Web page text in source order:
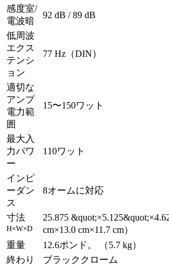
感度室/
電波暗
92 dB / 89 dB
低周波
エクス
テンシ
ョン
77 Hz（DIN）
適切な
アンプ
電力範
囲
15〜150ワット
最大入
力パワ
ー
110ワット
インピ
ーダン
ス
8オームに対応
寸法
H×W×D
25.875
cm×13.0 cm×11.7 cm）
重量
12.6ポンド。 （5.7 kg）
終わり
ブラッククローム